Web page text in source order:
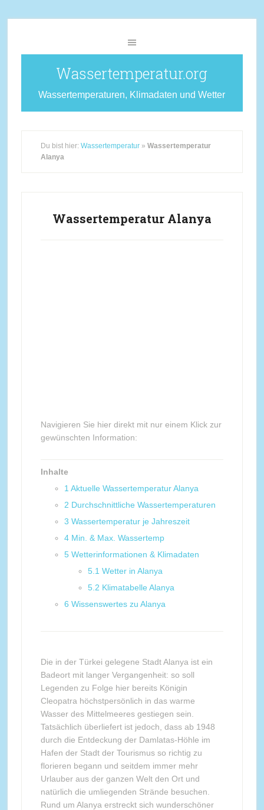
Wassertemperatur.org
Wassertemperaturen, Klimadaten und Wetter
Du bist hier: Wassertemperatur» Wassertemperatur
Alanya
Wassertemperatur Alanya
Navigieren Sie hier direkt mit nur einem Klick zur
gewünschten Information:
Inhalte
1 Aktuelle Wassertemperatur Alanya
2 Durchschnittliche Wassertemperaturen
3 Wassertemperatur je Jahreszeit
4 Min. & Max. Wassertemp
5 Wetterinformationen & Klimadaten
5.1 Wetter in Alanya
5.2 Klimatabelle Alanya
6 Wissenswertes zu Alanya
Die in der Türkei gelegene Stadt Alanya ist ein
Badeort mit langer Vergangenheit: so soll
Legenden zu Folge hier bereits Königin
Cleopatra höchstpersönlich in das warme
Wasser des Mittelmeeres gestiegen sein.
Tatsächlich überliefert ist jedoch, dass ab 1948
durch die Entdeckung der Damlatas-Höhle im
Hafen der Stadt der Tourismus so richtig zu
florieren begann und seitdem immer mehr
Urlauber aus der ganzen Welt den Ort und
natürlich die umliegenden Strände besuchen.
Rund um Alanya erstreckt sich wunderschöner